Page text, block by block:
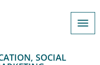
SOCIAL